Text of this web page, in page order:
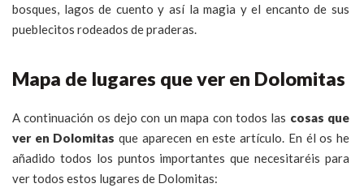
bosques, lagos de cuento y así la magia y el encanto de sus
pueblecitos rodeados de praderas.
Mapa de lugares que ver en Dolomitas
A continuación os dejo con un mapa con todos las cosas que
ver en Dolomitas que aparecen en este artículo. En él os he
añadido todos los puntos importantes que necesitaréis para
ver todos estos lugares de Dolomitas: